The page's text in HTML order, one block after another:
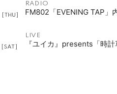
[THU]
RADIO
FM802「EVENING TAP」
[SAT]
LIVE
『ユイカ』presents「時